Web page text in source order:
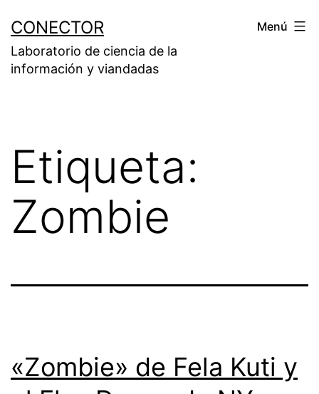
contenido
CONECTOR
Laboratorio de ciencia de la
información y viandadas
Menú
Etiqueta:
Zombie
«Zombie» de Fela Kuti y